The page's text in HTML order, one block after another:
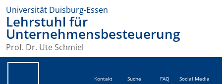
Universität Duisburg-Essen
Lehrstuhl für
Unternehmensbesteuerung
Prof. Dr. Ute Schmiel
Kontakt Suche FAQ Social Media